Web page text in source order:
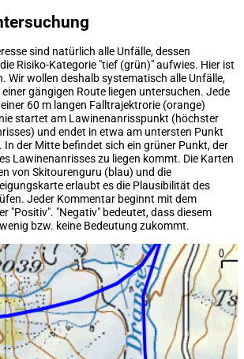
sind natürlich alle Unfälle, dessen
Risiko-Kategorie "tief (grün)" aufwies. Hier ist
Wir wollen deshalb systematisch alle Unfälle,
gängigen Route liegen untersuchen. Jede
60 m langen Falltrajektrorie (orange)
startet am Lawinenanrisspunkt (höchster
und endet in etwa am untersten Punkt
der Mitte befindet sich ein grüner Punkt, der
Lawinenanrisses zu liegen kommt. Die Karten
von Skitourenguru (blau) und die
erlaubt es die Plausibilität des
Jeder Kommentar beginnt mit dem
"Positiv". "Negativ" bedeutet, dass diesem
bzw. keine Bedeutung zukommt.